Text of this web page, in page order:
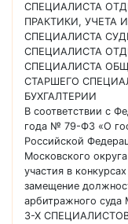
СПЕЦИАЛИСТА
ПРАКТИКИ, УЧЕТА
СПЕЦИАЛИСТА
СПЕЦИАЛИСТА
СПЕЦИАЛИСТА
СТАРШЕГО
БУХГАЛТЕРИИ
В соответствии с
года № 79-ФЗ «О
Российской
Московского
участия в
замещение
арбитражного суда
3-Х